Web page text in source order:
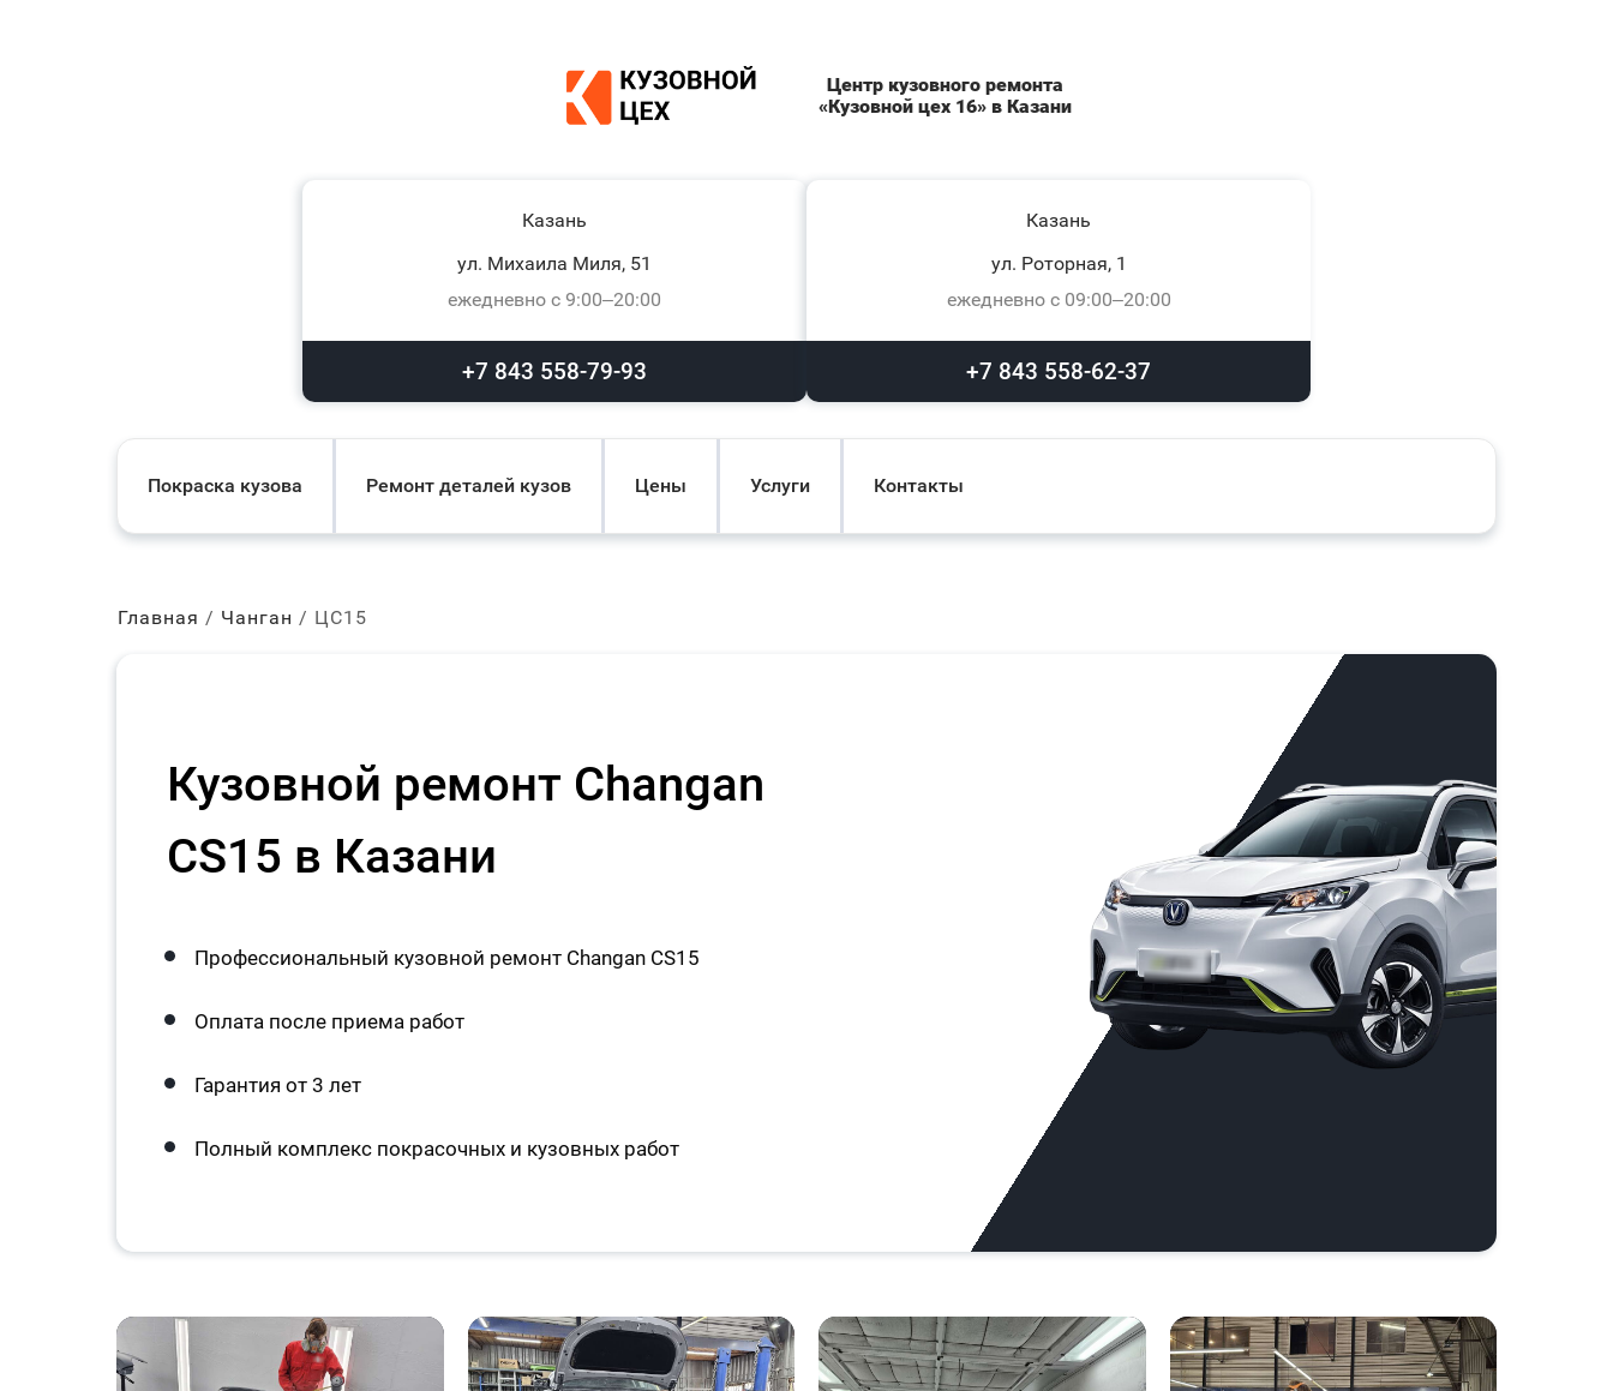
Центр кузовного ремонта
«Кузовной цех 16» в Казани
Казань
ул. Михаила Миля, 51
ежедневно с 9:00–20:00
+7 843 558-79-93
Казань
ул. Роторная, 1
ежедневно с 09:00–20:00
+7 843 558-62-37
Покраска кузова Ремонт деталей кузов Цены Услуги Контакты
Главная Чанган ЦС15
Кузовной ремонт Changan
CS15 в Казани
Профессиональный кузовной ремонт Changan CS15
Оплата после приема работ
Гарантия от 3 лет
Полный комплекс покрасочных и кузовных работ